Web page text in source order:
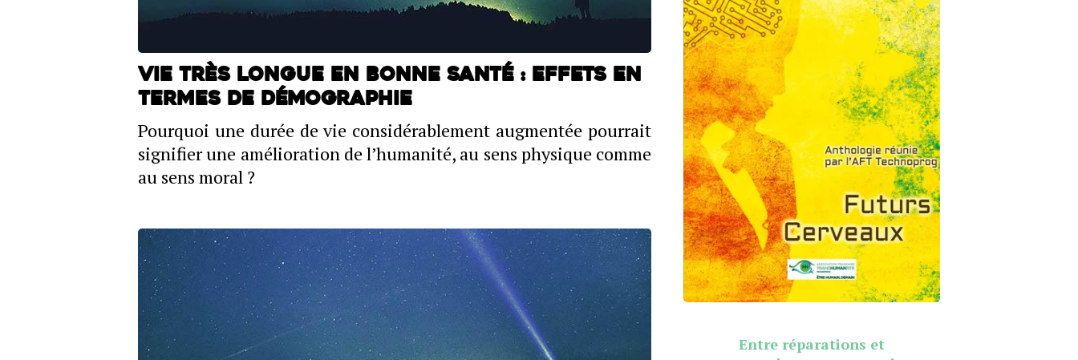
Vie très longue en bonne santé : effets en
termes de démographie
Pourquoi une durée de vie considérablement augmentée pourrait
signifier une amélioration de l’humanité, au sens physique comme
au sens moral ?
Entre réparations et